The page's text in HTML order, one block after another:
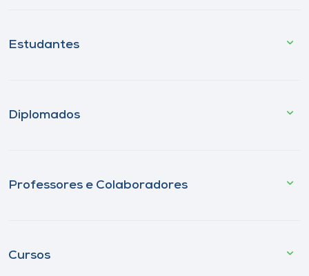
Estudantes
Diplomados
Professores e Colaboradores
Cursos